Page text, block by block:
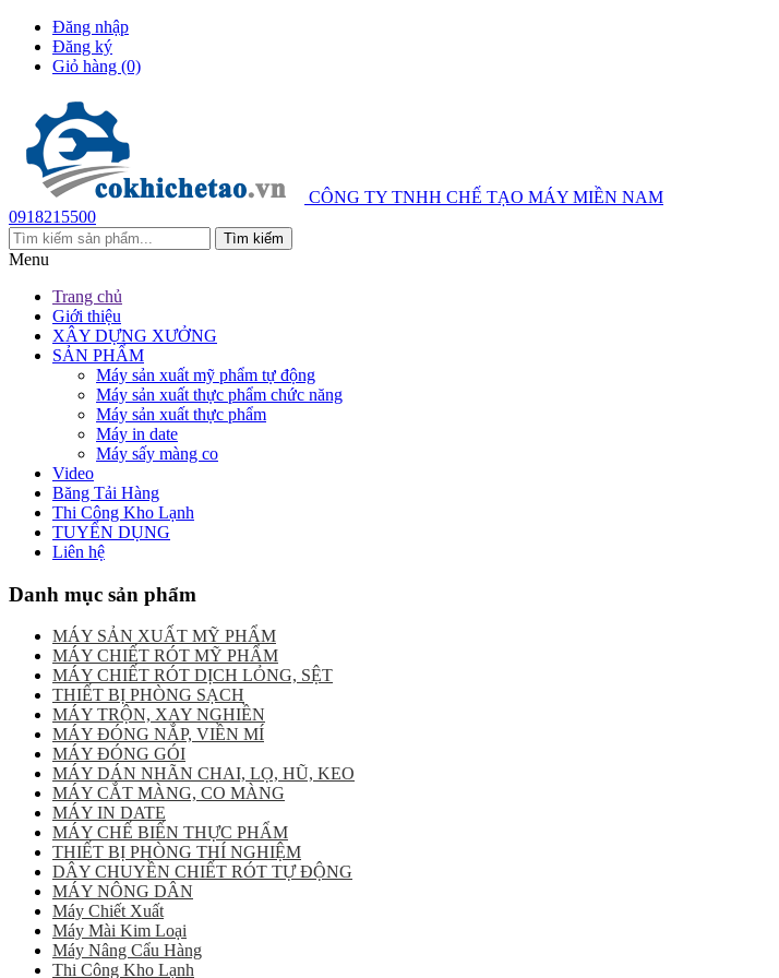
Đăng nhập
Đăng ký
Giỏ hàng (0)
CÔNG TY TNHH CHẾ TẠO MÁY MIỀN NAM
0918215500
Menu
Trang chủ
Giới thiệu
XÂY DỰNG XƯỞNG
SẢN PHẨM
Máy sản xuất mỹ phẩm tự động
Máy sản xuất thực phẩm chức năng
Máy sản xuất thực phẩm
Máy in date
Máy sấy màng co
Video
Băng Tải Hàng
Thi Công Kho Lạnh
TUYỂN DỤNG
Liên hệ
Danh mục sản phẩm
MÁY SẢN XUẤT MỸ PHẨM
MÁY CHIẾT RÓT MỸ PHẨM
MÁY CHIẾT RÓT DỊCH LỎNG, SỆT
THIẾT BỊ PHÒNG SẠCH
MÁY TRỘN, XAY NGHIỀN
MÁY ĐÓNG NẮP, VIỀN MÍ
MÁY ĐÓNG GÓI
MÁY DÁN NHÃN CHAI, LỌ, HŨ, KEO
MÁY CẮT MÀNG, CO MÀNG
MÁY IN DATE
MÁY CHẾ BIẾN THỰC PHẨM
THIẾT BỊ PHÒNG THÍ NGHIỆM
DÂY CHUYỀN CHIẾT RÓT TỰ ĐỘNG
MÁY NÔNG DÂN
Máy Chiết Xuất
Máy Mài Kim Loại
Máy Nâng Cẩu Hàng
Thi Công Kho Lạnh